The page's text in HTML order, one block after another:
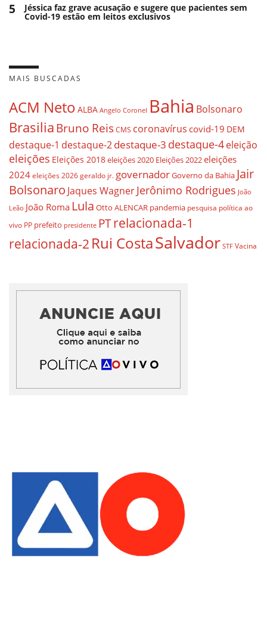
5 Jéssica faz grave acusação e sugere que pacientes sem
Covid-19 estão em leitos exclusivos
MAIS BUSCADAS
ACM Neto ALBA Angelo Coronel Bahia Bolsonaro
BrasiliaBruno ReisCMS coronavírus covid-19 DEM
destaque-1 destaque-2destaque-3 destaque-4eleição
eleições Eleições 2018eleições 2020 Eleições 2022eleições
2024 eleições 2026 geraldo jr. governadorGoverno da Bahia Jair
Bolsonaro Jaques WagnerJerônimo Rodrigues João
Leão João Roma Lula Otto ALENCAR pandemia pesquisa política ao
vivo PP prefeito presidente PTrelacionada-1
relacionada-2 Rui CostaSalvador STF Vacina